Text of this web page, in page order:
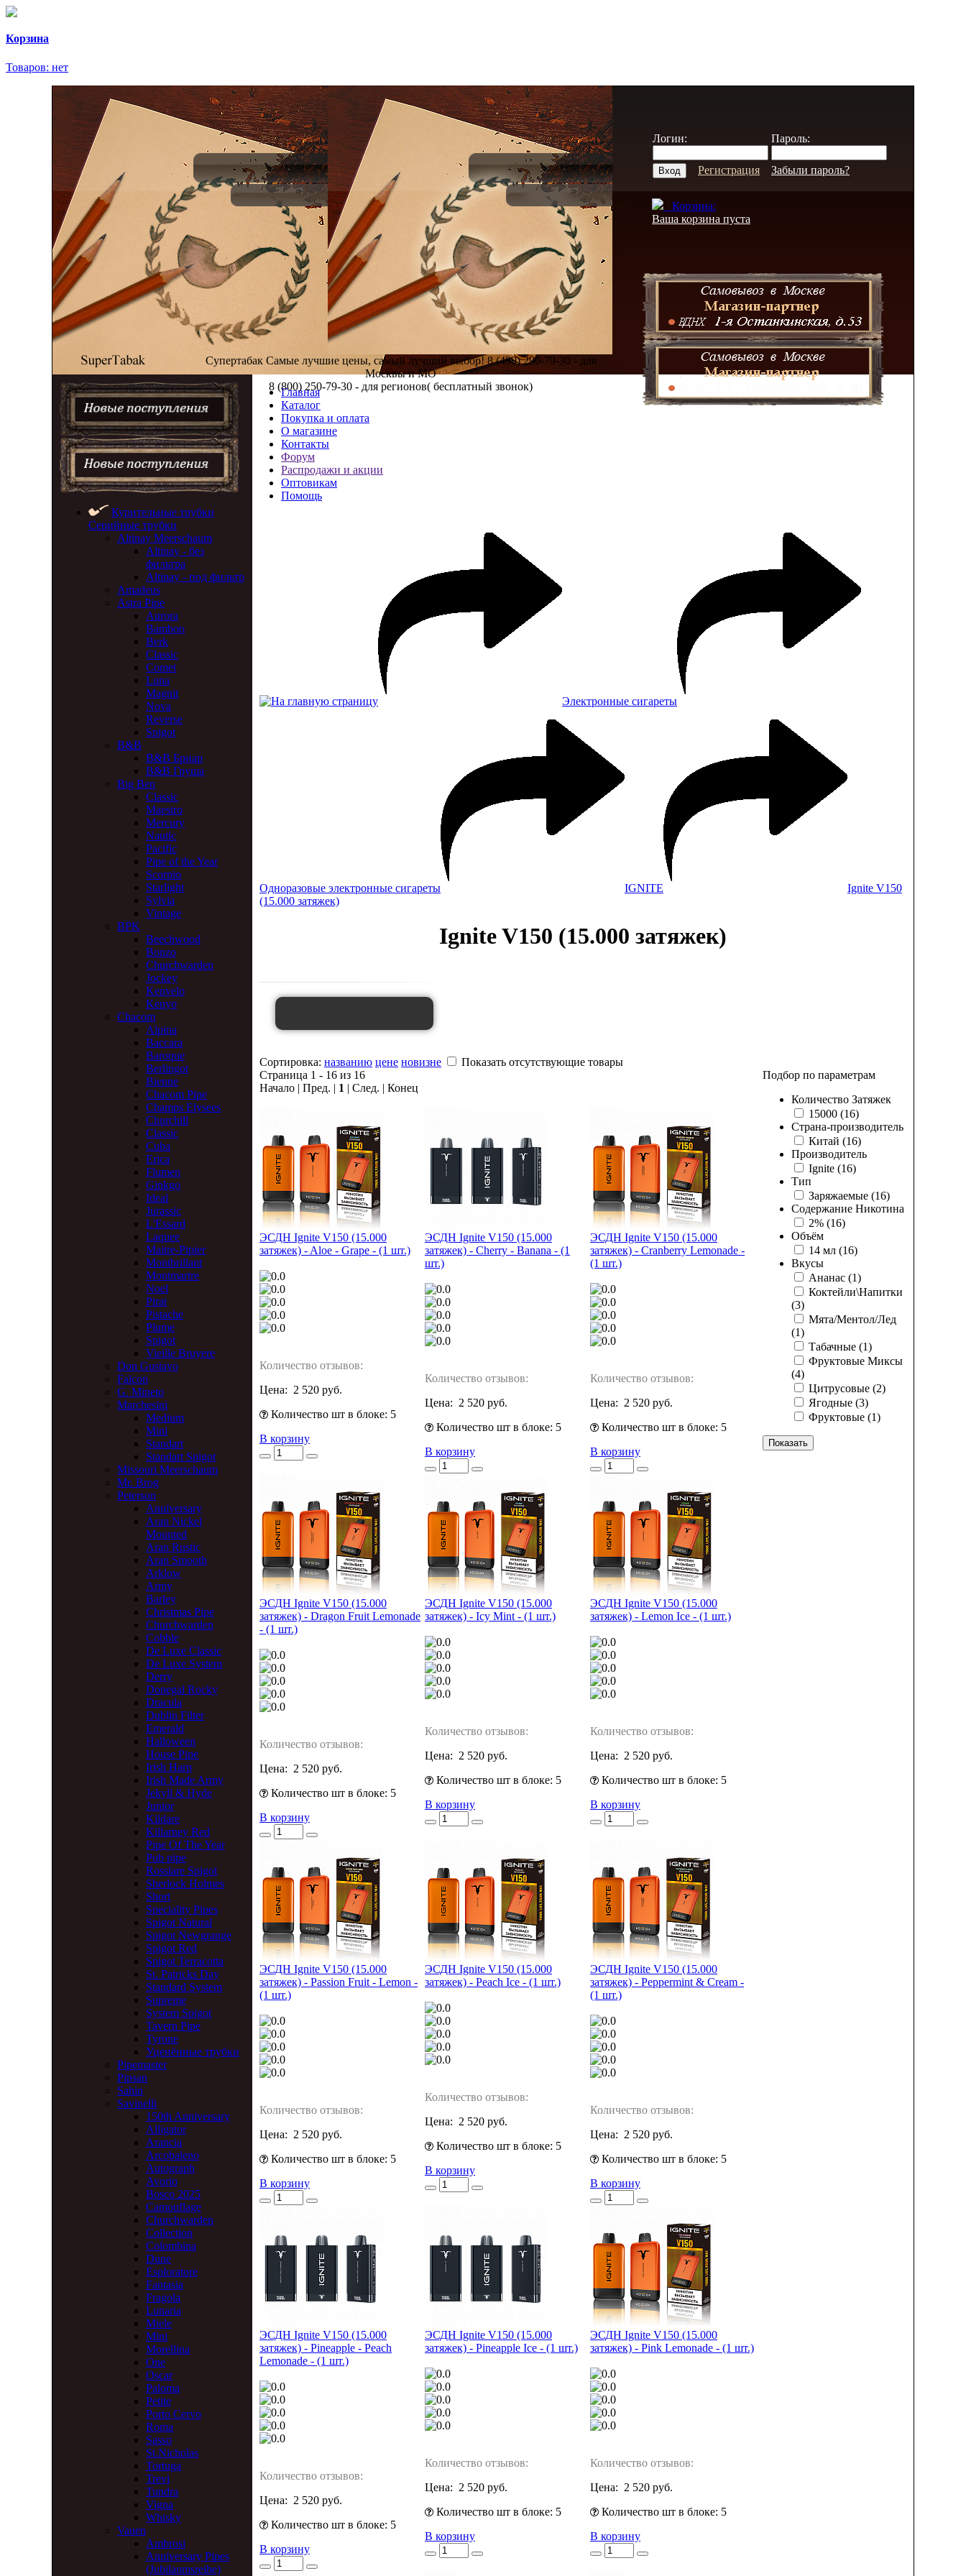
Корзина
Товаров: нет
Супертабак Самые лучшие цены, самый лучший выбор! 8 (499) 290-79-30 - для
Москвы и МО
8 (800) 250-79-30 - для регионов( бесплатный звонок)
Логин: Пароль:
Регистрация Забыли пароль?
Корзина:
Ваша корзина пуста
Курительные трубки
Серийные трубки
Altinay Meerschaum
Altinay - без
фильтра
Altinay - под фильтр
Amadeus
Astra Pipe
Aurora
Bamboo
Berk
Classic
Comet
Luna
Magnit
Nova
Reverse
Spigot
B&B
B&B Бриар
B&B Груша
Big Ben
Classic
Maestro
Mercury
Nautic
Pacific
Pipe of the Year
Scorpio
Starlight
Sylvia
Vintage
BPK
Beechwood
Bonzo
Churchwarden
Jockey
Kenvelo
Kenyo
Chacom
Alpina
Baccara
Baroque
Berlingot
Bienne
Chacom Pipe
Champs Elysees
Churchill
Classic
Cuba
Erica
Flumen
Ginkgo
Ideal
Jurassic
L'Essard
Laquee
Maitre-Pipier
Montbrillant
Montmartre
Noel
Pirat
Pistache
Plume
Spigot
Vieille Bruyere
Don Gustavo
Falcon
G. Mineto
Marchesini
Medium
Mini
Standart
Standart Spigot
Missouri Meerschaum
Mr. Brog
Peterson
Anniversary
Aran Nickel
Mounted
Aran Rustic
Aran Smooth
Arklow
Army
Barley
Christmas Pipe
Churchwarden
Cobble
De Luxe Classic
De Luxe System
Derry
Donegal Rocky
Dracula
Dublin Filter
Emerald
Halloween
House Pipe
Irish Harp
Irish Made Army
Jekyll & Hyde
Junior
Kildare
Killarney Red
Pipe Of The Year
Pub pipe
Rosslare Spigot
Sherlock Holmes
Short
Speciality Pipes
Spigot Natural
Spigot Newgrange
Spigot Red
Spigot Terracotta
St. Patricks Day
Standard System
Supreme
System Spigot
Tavern Pipe
Tyrone
Уценённые трубки
Pipemaster
Pipsan
Sahin
Savinelli
150th Anniversary
Alligator
Arancia
Arcobaleno
Autograph
Avorio
Bosco 2025
Camouflage
Churchwarden
Collection
Colombina
Dune
Esploratore
Fantasia
Fragola
Lunaria
Miele
Mini
Morellina
One
Oscar
Paloma
Petite
Porto Cervo
Roma
Sasso
St.Nicholas
Tortuga
Trevi
Tundra
Vigna
Whisky
Vauen
Ambrosi
Anniversary Pipes
(Jubilaumsreihe)
Главная
Каталог
Покупка и оплата
О магазине
Контакты
Форум
Распродажи и акции
Оптовикам
Помощь
Электронные сигареты
Одноразовые электронные сигареты IGNITE
Ignite V150
(15.000 затяжек)
Ignite V150 (15.000 затяжек)
Сортировка: названию цене новизне
Показать отсутствующие товары
Подбор по параметрам
Количество Затяжек
15000 (16)
Страна-производитель
Китай (16)
Производитель
Ignite (16)
Тип
Заряжаемые (16)
Содержание Никотина
2% (16)
Объём
14 мл (16)
Вкусы
Ананас (1)
Коктейли\Напитки
(3)
Мята/Ментол/Лед
(1)
Табачные (1)
Фруктовые Миксы
(4)
Цитрусовые (2)
Ягодные (3)
Фруктовые (1)
Страница 1 - 16 из 16
Начало | Пред. | 1 | След. | Конец
ЭСДН Ignite V150 (15.000
затяжек) - Aloe - Grape - (1 шт.)
Количество отзывов:
Цена: 2 520 руб.
Количество шт в блоке: 5
В корзину
ЭСДН Ignite V150 (15.000
затяжек) - Cherry - Banana - (1
шт.)
Количество отзывов:
Цена: 2 520 руб.
Количество шт в блоке: 5
В корзину
ЭСДН Ignite V150 (15.000
затяжек) - Cranberry Lemonade -
(1 шт.)
Количество отзывов:
Цена: 2 520 руб.
Количество шт в блоке: 5
В корзину
ЭСДН Ignite V150 (15.000
затяжек) - Dragon Fruit Lemonade
- (1 шт.)
Количество отзывов:
Цена: 2 520 руб.
Количество шт в блоке: 5
В корзину
ЭСДН Ignite V150 (15.000
затяжек) - Icy Mint - (1 шт.)
Количество отзывов:
Цена: 2 520 руб.
Количество шт в блоке: 5
В корзину
ЭСДН Ignite V150 (15.000
затяжек) - Lemon Ice - (1 шт.)
Количество отзывов:
Цена: 2 520 руб.
Количество шт в блоке: 5
В корзину
ЭСДН Ignite V150 (15.000
затяжек) - Passion Fruit - Lemon -
(1 шт.)
Количество отзывов:
Цена: 2 520 руб.
Количество шт в блоке: 5
В корзину
ЭСДН Ignite V150 (15.000
затяжек) - Peach Ice - (1 шт.)
Количество отзывов:
Цена: 2 520 руб.
Количество шт в блоке: 5
В корзину
ЭСДН Ignite V150 (15.000
затяжек) - Peppermint & Cream -
(1 шт.)
Количество отзывов:
Цена: 2 520 руб.
Количество шт в блоке: 5
В корзину
ЭСДН Ignite V150 (15.000
затяжек) - Pineapple - Peach
Lemonade - (1 шт.)
Количество отзывов:
Цена: 2 520 руб.
Количество шт в блоке: 5
В корзину
ЭСДН Ignite V150 (15.000
затяжек) - Pineapple Ice - (1 шт.)
Количество отзывов:
Цена: 2 520 руб.
Количество шт в блоке: 5
В корзину
ЭСДН Ignite V150 (15.000
затяжек) - Pink Lemonade - (1 шт.)
Количество отзывов:
Цена: 2 520 руб.
Количество шт в блоке: 5
В корзину